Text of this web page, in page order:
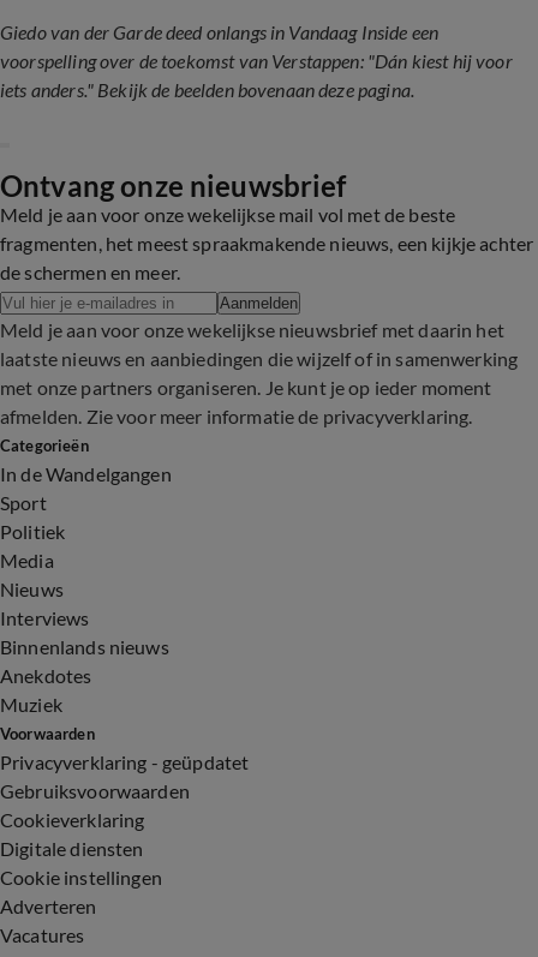
Giedo van der Garde deed onlangs in Vandaag Inside een
voorspelling over de toekomst van Verstappen: "Dán kiest hij voor
iets anders." Bekijk de beelden bovenaan deze pagina.
Ontvang onze nieuwsbrief
Meld je aan voor onze wekelijkse mail vol met de beste
fragmenten, het meest spraakmakende nieuws, een kijkje achter
de schermen en meer.
Aanmelden
Meld je aan voor onze wekelijkse nieuwsbrief met daarin het
laatste nieuws en aanbiedingen die wijzelf of in samenwerking
met onze partners organiseren. Je kunt je op ieder moment
afmelden. Zie voor meer informatie de privacyverklaring.
Categorieën
In de Wandelgangen
Sport
Politiek
Media
Nieuws
Interviews
Binnenlands nieuws
Anekdotes
Muziek
Voorwaarden
Privacyverklaring - geüpdatet
Gebruiksvoorwaarden
Cookieverklaring
Digitale diensten
Cookie instellingen
Adverteren
Vacatures